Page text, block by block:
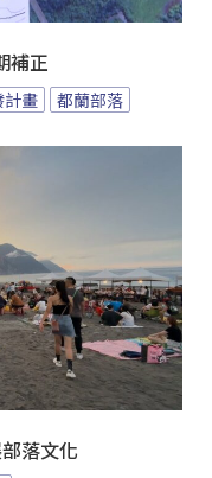
補正
計畫 都蘭部落
落文化